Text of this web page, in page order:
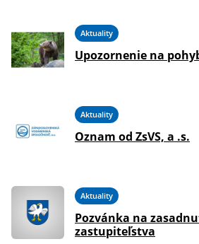
Aktuality
Upozornenie na
Aktuality
Oznam od ZsVS, a .s.
Aktuality
Pozvánka na
zastupiteľstva